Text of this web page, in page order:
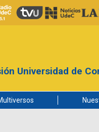
Universidad de